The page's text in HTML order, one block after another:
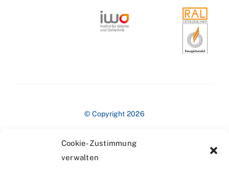
Cookie-Zustimmung
verwalten
© Copyright 2026